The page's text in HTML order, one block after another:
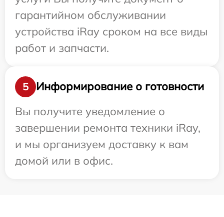
гарантийном обслуживании
устройства iRay сроком на все виды
работ и запчасти.
5
Информирование о готовности
Вы получите уведомление о
завершении ремонта техники iRay,
и мы организуем доставку к вам
домой или в офис.